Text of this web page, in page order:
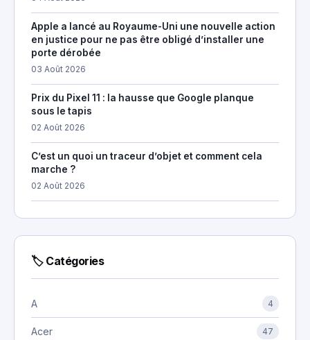
Apple a lancé au Royaume-Uni une nouvelle action
en justice pour ne pas être obligé d’installer une
porte dérobée
03 Août 2026
Prix du Pixel 11 : la hausse que Google planque
sous le tapis
02 Août 2026
C’est un quoi un traceur d’objet et comment cela
marche ?
02 Août 2026
🏷 Catégories
A 4
Acer 47